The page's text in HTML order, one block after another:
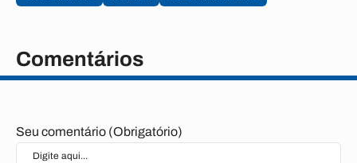
Comentários
Seu comentário (Obrigatório)